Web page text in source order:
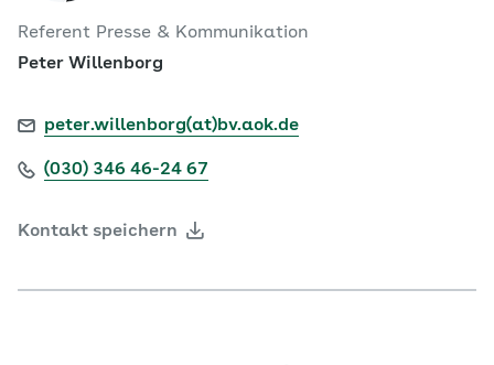
Referent Presse & Kommunikation
Peter Willenborg
peter.willenborg(at)bv.aok.de
(030) 346 46-24 67
Kontakt speichern